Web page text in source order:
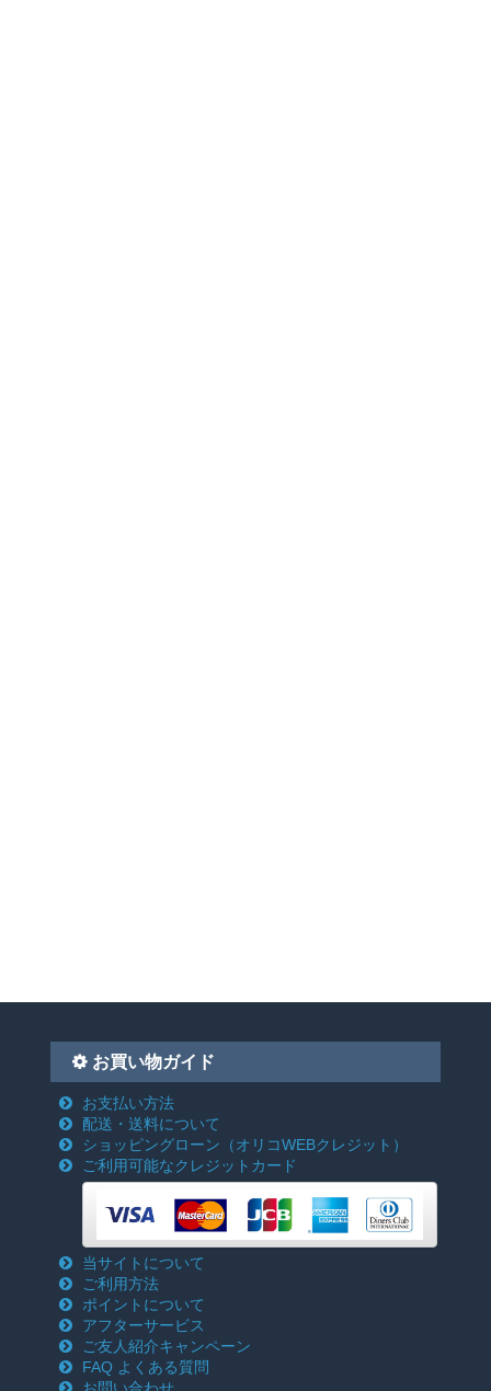
お買い物ガイド
お支払い方法
配送・送料について
ショッピングローン （オリコWEBクレジット）
ご利用可能なクレジットカード
当サイトについて
ご利用方法
ポイントについて
アフターサービス
ご友人紹介キャンペーン
FAQ よくある質問